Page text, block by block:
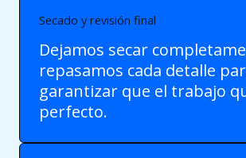
Secado y revisión final
Dejamos secar
repasamos cada detalle
garantizar que el trabajo
perfecto.